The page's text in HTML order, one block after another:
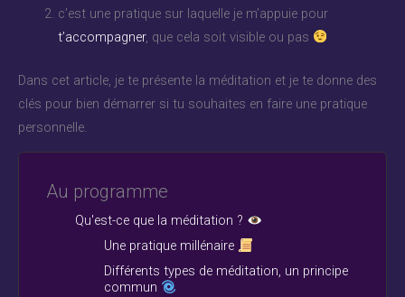
c’est une pratique sur laquelle je m’appuie pour
t’accompagner, que cela soit visible ou pas
Dans cet article, je te présente la méditation et je te donne des
clés pour bien démarrer si tu souhaites en faire une pratique
personnelle.
Au programme
Qu'est-ce que la méditation ?
Une pratique millénaire
Différents types de méditation, un principe
commun